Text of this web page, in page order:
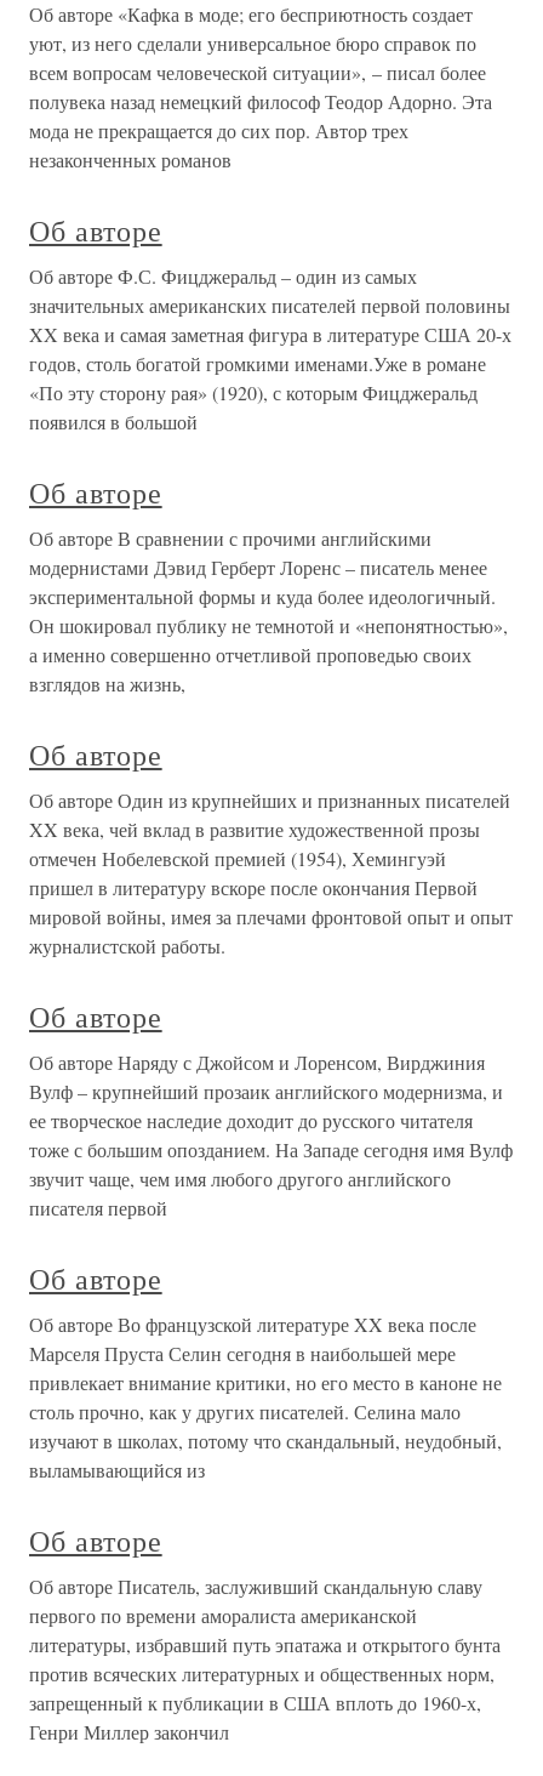
Об авторе «Кафка в моде; его бесприютность создает
уют, из него сделали универсальное бюро справок по
всем вопросам человеческой ситуации», – писал более
полувека назад немецкий философ Теодор Адорно. Эта
мода не прекращается до сих пор. Автор трех
незаконченных романов
Об авторе
Об авторе Ф.С. Фицджеральд – один из самых
значительных американских писателей первой половины
XX века и самая заметная фигура в литературе США 20-х
годов, столь богатой громкими именами.Уже в романе
«По эту сторону рая» (1920), с которым Фицджеральд
появился в большой
Об авторе
Об авторе В сравнении с прочими английскими
модернистами Дэвид Герберт Лоренс – писатель менее
экспериментальной формы и куда более идеологичный.
Он шокировал публику не темнотой и «непонятностью»,
а именно совершенно отчетливой проповедью своих
взглядов на жизнь,
Об авторе
Об авторе Один из крупнейших и признанных писателей
XX века, чей вклад в развитие художественной прозы
отмечен Нобелевской премией (1954), Хемингуэй
пришел в литературу вскоре после окончания Первой
мировой войны, имея за плечами фронтовой опыт и опыт
журналистской работы.
Об авторе
Об авторе Наряду с Джойсом и Лоренсом, Вирджиния
Вулф – крупнейший прозаик английского модернизма, и
ее творческое наследие доходит до русского читателя
тоже с большим опозданием. На Западе сегодня имя Вулф
звучит чаще, чем имя любого другого английского
писателя первой
Об авторе
Об авторе Во французской литературе XX века после
Марселя Пруста Селин сегодня в наибольшей мере
привлекает внимание критики, но его место в каноне не
столь прочно, как у других писателей. Селина мало
изучают в школах, потому что скандальный, неудобный,
выламывающийся из
Об авторе
Об авторе Писатель, заслуживший скандальную славу
первого по времени аморалиста американской
литературы, избравший путь эпатажа и открытого бунта
против всяческих литературных и общественных норм,
запрещенный к публикации в США вплоть до 1960-х,
Генри Миллер закончил